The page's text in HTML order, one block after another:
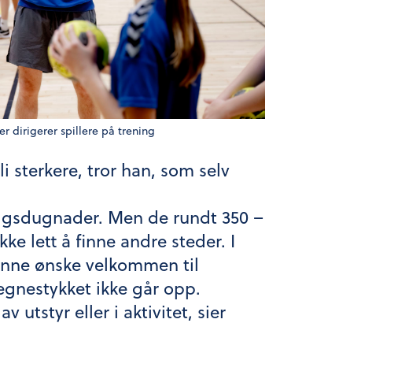
dirigerer spillere på trening
tror han, som selv
Men de rundt 350 –
lett å finne andre steder. I
ønske velkommen til
ikke går opp.
utstyr eller i aktivitet, sier